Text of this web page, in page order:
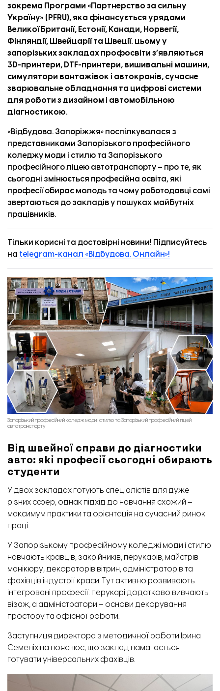
зокрема Програми «Партнерство за сильну
Україну» (PFRU), яка фінансується урядами
Великої Британії, Естонії, Канади, Норвегії,
Фінляндії, Швейцарії та Швеції. цьому у
запорізьких закладах профосвіти з’являються
3D-принтери, DTF-принтери, вишивальні машини,
симулятори вантажівок і автокранів, сучасне
зварювальне обладнання та цифрові системи
для роботи з дизайном і автомобільною
діагностикою.
«Відбудова. Запоріжжя» поспілкувалася з
представниками Запорізького професійного
коледжу моди і стилю та Запорізького
професійного ліцею автотранспорту – про те, як
сьогодні змінюється професійна освіта, які
професії обирає молодь та чому роботодавці самі
звертаються до закладів у пошуках майбутніх
працівників.
Тільки корисні та достовірні новини! Підписуйтесь
на telegram-канал «Відбудова. Онлайн»!
Запорізький професійний коледж моди і стилю та Запорізький професійний ліцей
автотранспорту
Від швейної справи до діагностики
авто: які професії сьогодні обирають
студенти
У двох закладах готують спеціалістів для дуже
різних сфер, однак підхід до навчання схожий –
максимум практики та орієнтація на сучасний ринок
праці.
У Запорізькому професійному коледжі моди і стилю
навчають кравців, закрійників, перукарів, майстрів
манікюру, декораторів вітрин, адміністраторів та
фахівців індустрії краси. Тут активно розвивають
інтегровані професії: перукарі додатково вивчають
візаж, а адміністратори – основи декорування
простору та офісної роботи.
Заступниця директора з методичної роботи Ірина
Семеніхіна пояснює, що заклад намагається
готувати універсальних фахівців.